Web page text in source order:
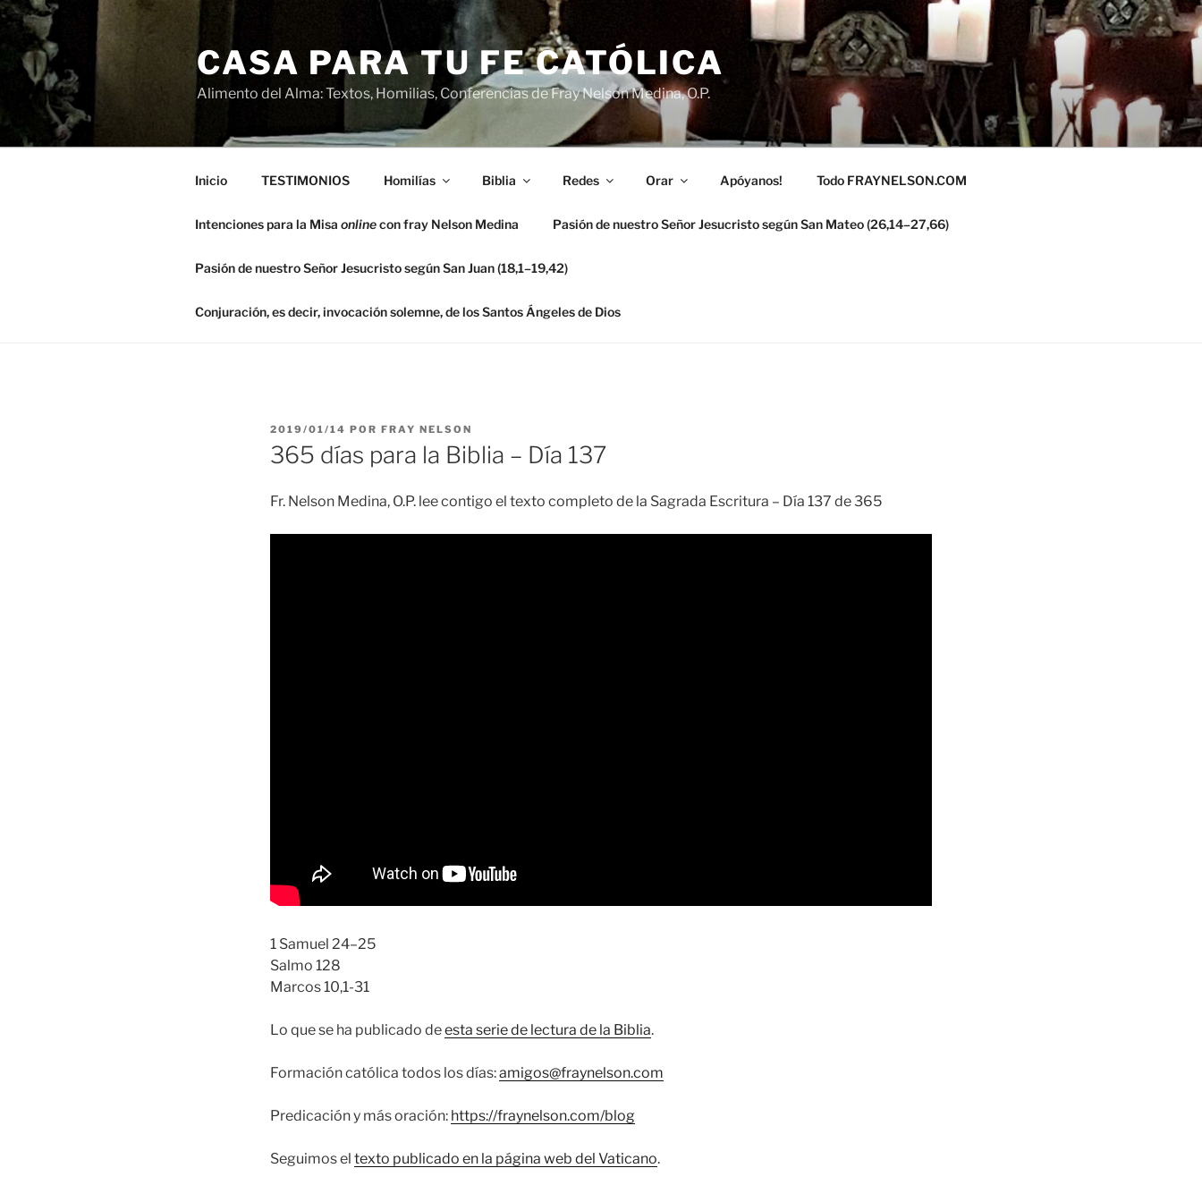
Saltar
contenido
CASA PARA TU FE CATÓLICA
Alimento del Alma: Textos, Homilias, Conferencias de Fray Nelson Medina, O.P.
Inicio TESTIMONIOS Homilías Biblia Redes Orar Apóyanos! Todo FRAYNELSON.COM
Intenciones para la Misa onlinecon fray Nelson Medina Pasión de nuestro Señor Jesucristo según San Mateo (26,14–27,66)
Pasión de nuestro Señor Jesucristo según San Juan (18,1–19,42)
Conjuración, es decir, invocación solemne, de los Santos Ángeles de Dios
PUBLICADO
EL
2019/01/14 POR FRAY NELSON
365 días para la Biblia – Día 137
Fr. Nelson Medina, O.P. lee contigo el texto completo de la Sagrada Escritura – Día 137 de 365
1 Samuel 24–25
Salmo 128
Marcos 10,1-31
Lo que se ha publicado deesta serie de lectura de la Biblia.
Formación católica todos los días:amigos@fraynelson.com
Predicación y más oración: https://fraynelson.com/blog
Seguimos el texto publicado en la página web del Vaticano.